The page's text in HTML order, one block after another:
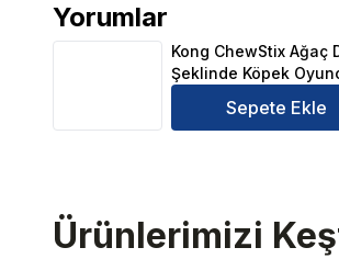
Yorumlar
Kong ChewStix Ağaç Dalı
Kong ChewStix Ağaç
Şeklinde Köpek
Sepete Ekle
Ürünlerimizi